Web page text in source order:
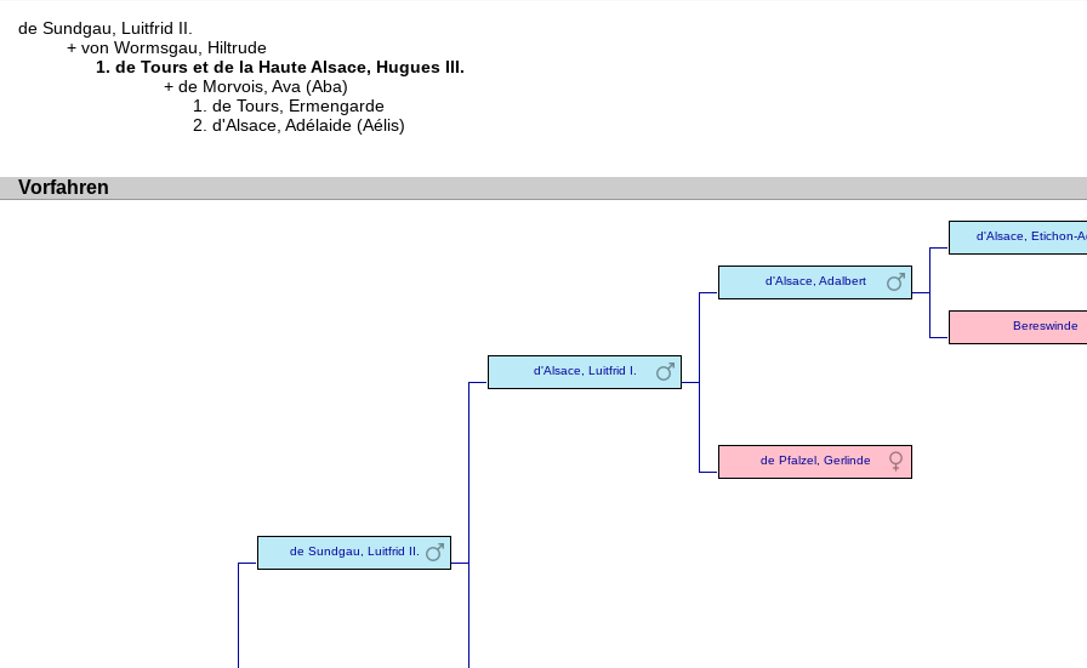
de Sundgau, Luitfrid II.
von Wormsgau, Hiltrude
de Tours et de la Haute Alsace, Hugues III.
de Morvois, Ava (Aba)
de Tours, Ermengarde
d'Alsace, Adélaide (Aélis)
Vorfahren
de Sundgau, Luitfrid II.
d'Alsace, Luitfrid I.
d'Alsace, Adalbert
d'Alsace, Etichon-
Bereswinde
de Pfalzel, Gerlinde